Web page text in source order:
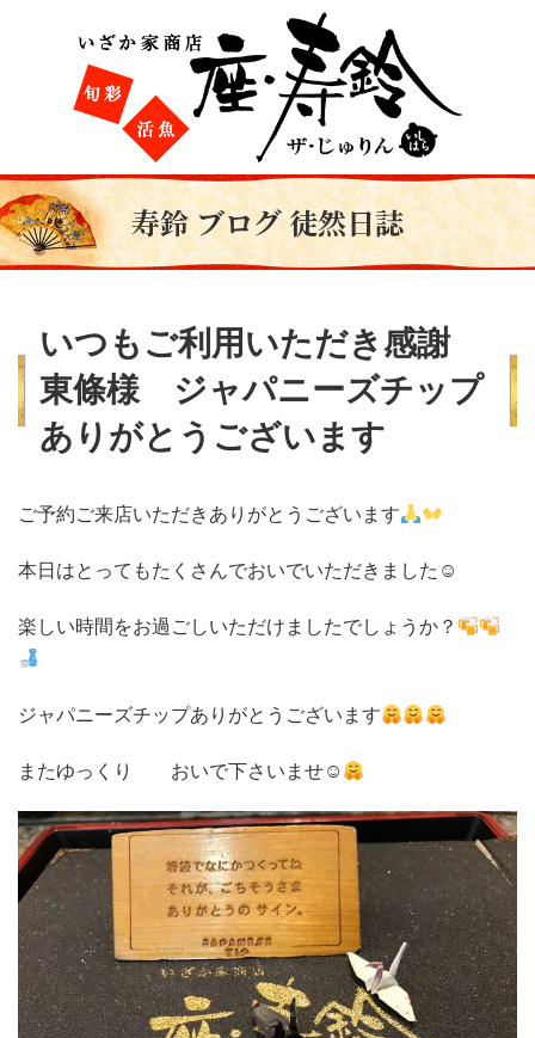
寿鈴 ブログ 徒然日誌
いつもご利用いただき感謝
東條様 ジャパニーズチップ
ありがとうございます
ご予約ご来店いただきありがとうございます
本日はとってもたくさんでおいでいただきました☺
楽しい時間をお過ごしいただけましたでしょうか？
ジャパニーズチップありがとうございます
またゆっくり おいで下さいませ☺